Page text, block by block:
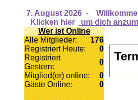
7. August 2026 -
Klicken hier
um dich
Wer ist Online
Alle Mitglieder:
176
Registriert Heute:
0
Registriert
Gestern:
0
Mitglied(er) online:
0
Gäste Online:
0